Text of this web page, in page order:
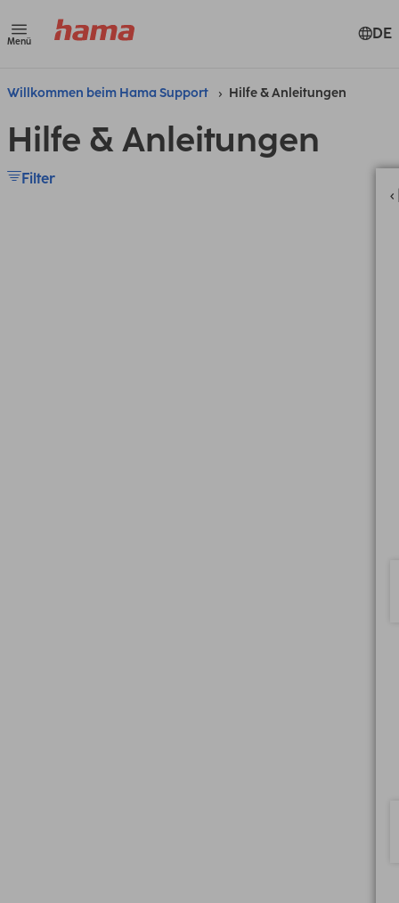
Menü DE
Willkommen beim Hama Support Hilfe & Anleitungen
Hilfe & Anleitungen
Filter